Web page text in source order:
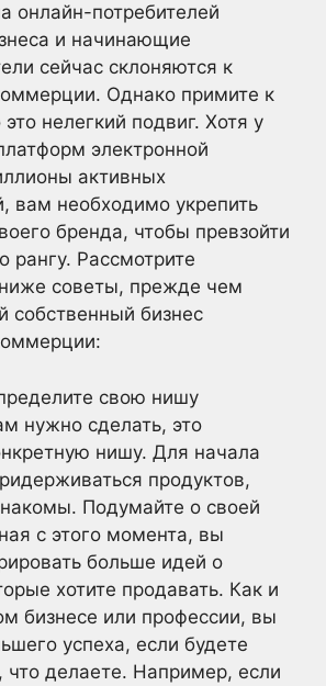
онлайн-потребителей
и начинающие
сейчас склоняются к
Однако примите к
нелегкий подвиг. Хотя у
электронной
активных
вам необходимо укрепить
бренда, чтобы превзойти
рангу. Рассмотрите
советы, прежде чем
собственный бизнес
свою нишу
нужно сделать, это
нишу. Для начала
продуктов,
Подумайте о своей
с этого момента, вы
больше идей о
хотите продавать. Как и
бизнесе или профессии, вы
успеха, если будете
делаете. Например, если